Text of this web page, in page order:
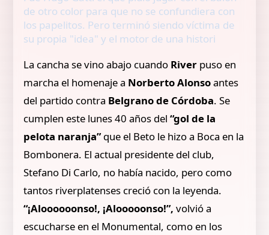
de otro color para que no se confundiera con
los papelitos. Pero terminó siendo víctima de
su propia "idea" y el motor de una histori
La cancha se vino abajo cuando River puso en
marcha el homenaje a Norberto Alonsoantes
del partido contra Belgrano de Córdoba. Se
cumplen este lunes 40 años del“gol de la
pelota naranja”que el Beto le hizo a Boca en la
Bombonera. El actual presidente del club,
Stefano Di Carlo, no había nacido, pero como
tantos riverplatenses creció con la leyenda.
“¡Aloooooonso!, ¡Alooooonso!”,volvió a
escucharse en el Monumental, como en los